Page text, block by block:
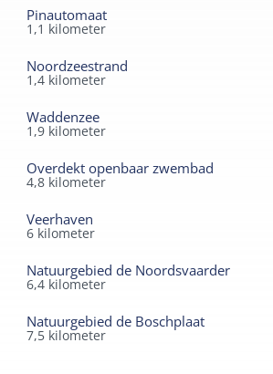
Pinautomaat
1,1 kilometer
Noordzeestrand
1,4 kilometer
Waddenzee
1,9 kilometer
Overdekt openbaar zwembad
4,8 kilometer
Veerhaven
6 kilometer
Natuurgebied de Noordsvaarder
6,4 kilometer
Natuurgebied de Boschplaat
7,5 kilometer